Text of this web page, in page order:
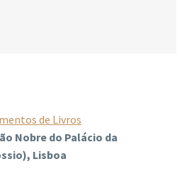
de Livros
Nobre do Palácio da
Lisboa